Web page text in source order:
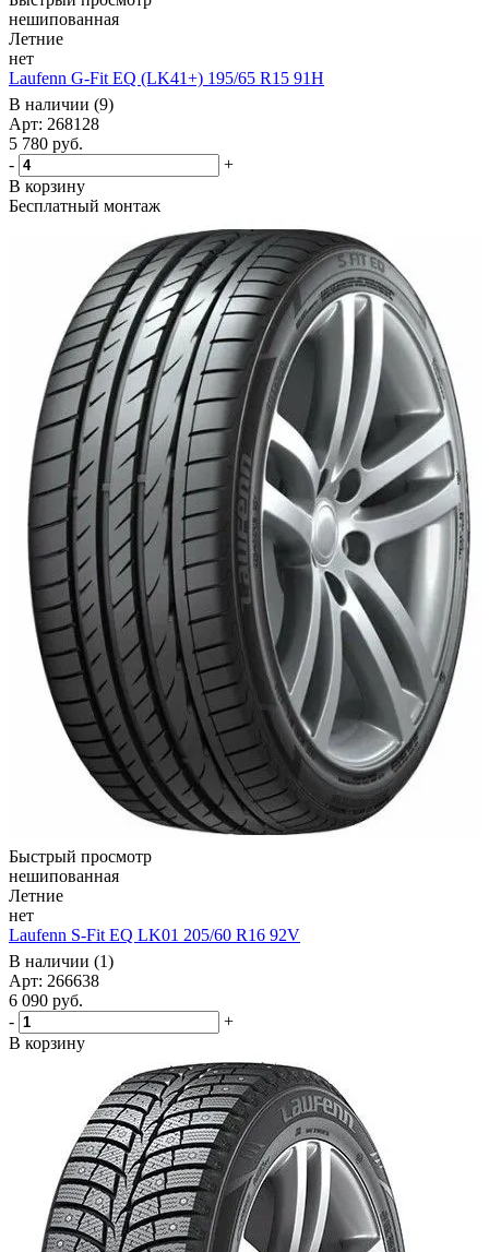
нешипованная
Летние
нет
Laufenn G-Fit EQ (LK41+) 195/65 R15 91H
В наличии (9)
Арт: 268128
5 780 руб.
-
+
В корзину
Бесплатный монтаж
Быстрый просмотр
нешипованная
Летние
нет
Laufenn S-Fit EQ LK01 205/60 R16 92V
В наличии (1)
Арт: 266638
6 090 руб.
-
+
В корзину